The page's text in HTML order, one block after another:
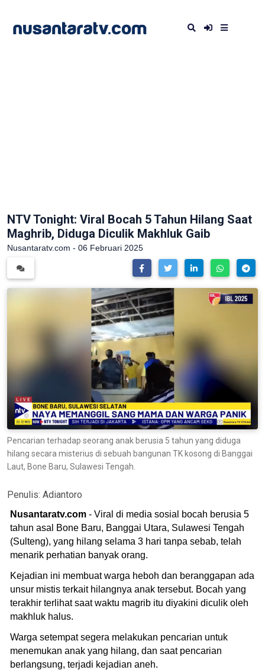
NTV Tonight: Viral Bocah 5 Tahun Hilang Saat
Maghrib, Diduga Diculik Makhluk Gaib
Nusantaratv.com - 06 Februari 2025
Pencarian terhadap seorang anak berusia 5 tahun yang diduga
hilang secara misterius di sebuah bangunan TK kosong di Banggai
Laut, Bone Baru, Sulawesi Tengah.
Penulis: Adiantoro
Nusantaratv.com - Viral di media sosial bocah berusia 5
tahun asal Bone Baru, Banggai Utara, Sulawesi Tengah
(Sulteng), yang hilang selama 3 hari tanpa sebab, telah
menarik perhatian banyak orang.
Kejadian ini membuat warga heboh dan beranggapan ada
unsur mistis terkait hilangnya anak tersebut. Bocah yang
terakhir terlihat saat waktu magrib itu diyakini diculik oleh
makhluk halus.
Warga setempat segera melakukan pencarian untuk
menemukan anak yang hilang, dan saat pencarian
berlangsung, terjadi kejadian aneh.